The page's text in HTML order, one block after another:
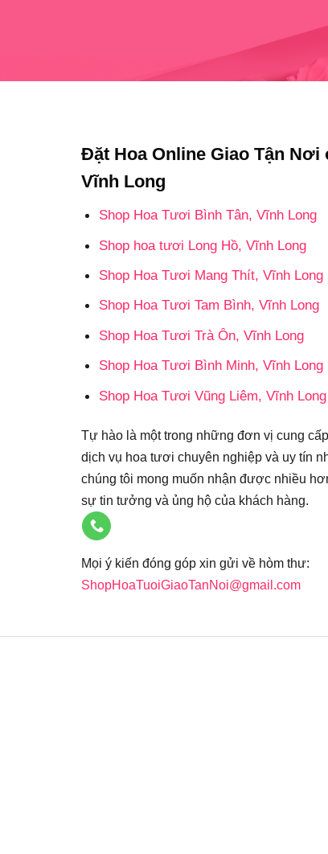
Đặt Hoa Online Giao Tận Nơi
Vĩnh Long
Shop Hoa Tươi Bình Tân, Vĩnh Long
Shop hoa tươi Long Hồ, Vĩnh Long
Shop Hoa Tươi Mang Thít, Vĩnh Long
Shop Hoa Tươi Tam Bình, Vĩnh Long
Shop Hoa Tươi Trà Ôn, Vĩnh Long
Shop Hoa Tươi Bình Minh, Vĩnh Long
Shop Hoa Tươi Vũng Liêm, Vĩnh Long
Tự hào là một trong những đơn vị cung
dịch vụ hoa tươi chuyên nghiệp và uy tín
chúng tôi mong muốn nhận được nhiều
sự tin tưởng và ủng hộ của khách hàng.
Mọi ý kiến đóng góp xin gửi về hòm thư:
ShopHoaTuoiGiaoTanNoi@gmail.com